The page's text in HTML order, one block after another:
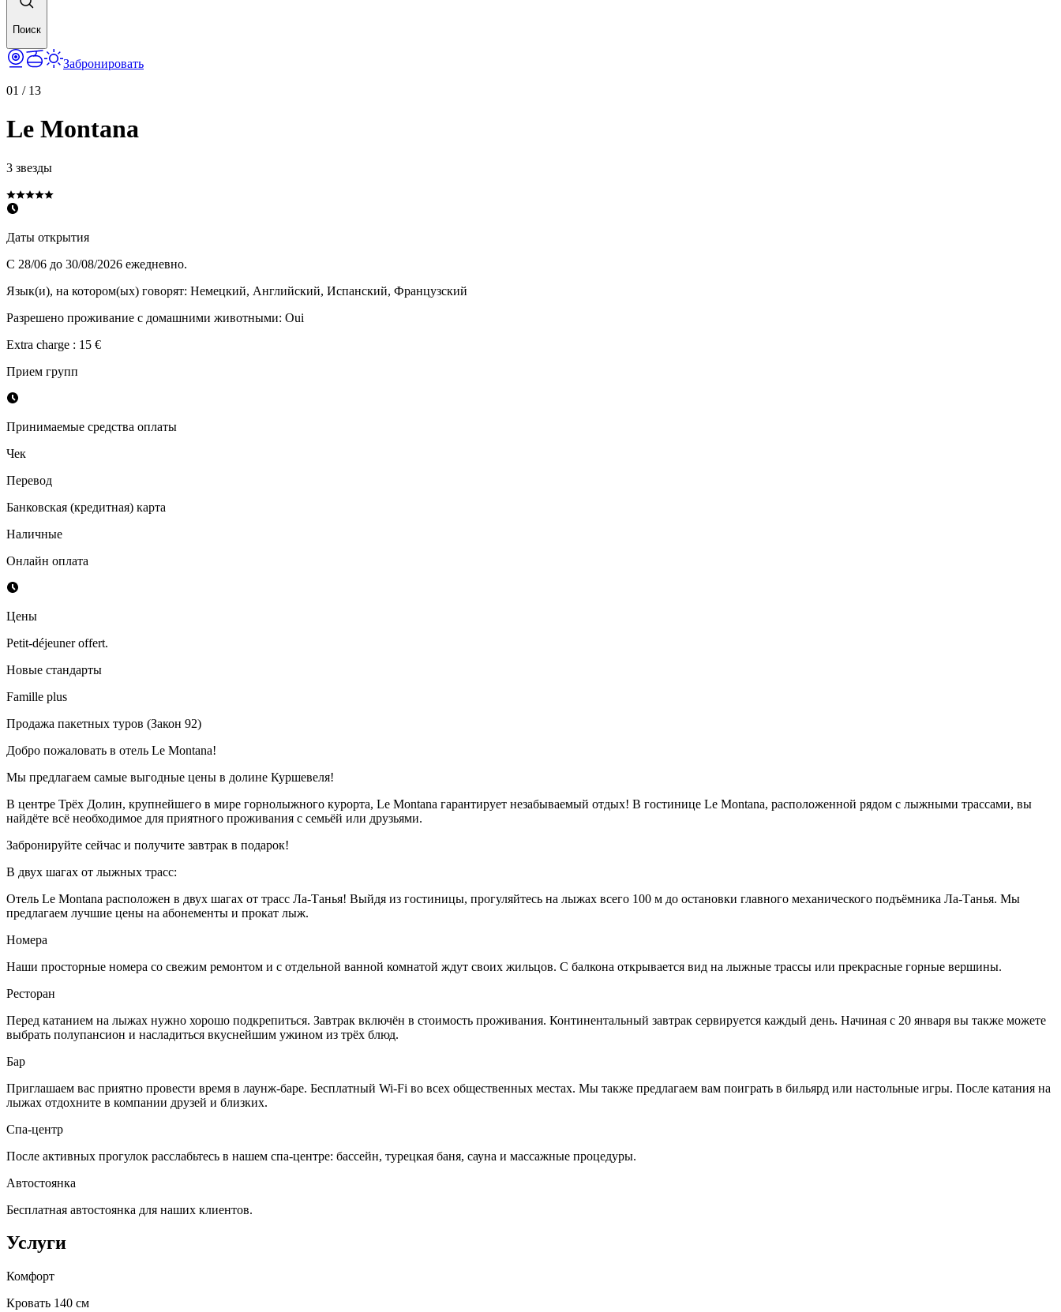
Поиск
Забронировать
01 / 13
Le Montana
3 звезды
Даты открытия
С 28/06 до 30/08/2026 ежедневно.
Язык(и), на котором(ых) говорят: Немецкий, Английский, Испанский, Французский
Разрешено проживание с домашними животными: Oui
Extra charge : 15 €
Прием групп
Принимаемые средства оплаты
Чек
Перевод
Банковская (кредитная) карта
Наличные
Онлайн оплата
Цены
Petit-déjeuner offert.
Новые стандарты
Famille plus
Продажа пакетных туров (Закон 92)
Добро пожаловать в отель Le Montana!
Мы предлагаем самые выгодные цены в долине Куршевеля!
В центре Трёх Долин, крупнейшего в мире горнолыжного курорта, Le Montana гарантирует незабываемый отдых! В гостинице Le Montana, расположенной рядом с лыжными трассами, вы
найдёте всё необходимое для приятного проживания с семьёй или друзьями.
Забронируйте сейчас и получите завтрак в подарок!
В двух шагах от лыжных трасс:
Отель Le Montana расположен в двух шагах от трасс Ла-Танья! Выйдя из гостиницы, прогуляйтесь на лыжах всего 100 м до остановки главного механического подъёмника Ла-Танья. Мы
предлагаем лучшие цены на абонементы и прокат лыж.
Номера
Наши просторные номера со свежим ремонтом и с отдельной ванной комнатой ждут своих жильцов. С балкона открывается вид на лыжные трассы или прекрасные горные вершины.
Ресторан
Перед катанием на лыжах нужно хорошо подкрепиться. Завтрак включён в стоимость проживания. Континентальный завтрак сервируется каждый день. Начиная с 20 января вы также можете
выбрать полупансион и насладиться вкуснейшим ужином из трёх блюд.
Бар
Приглашаем вас приятно провести время в лаунж-баре. Бесплатный Wi-Fi во всех общественных местах. Мы также предлагаем вам поиграть в бильярд или настольные игры. После катания на
лыжах отдохните в компании друзей и близких.
Спа-центр
После активных прогулок расслабьтесь в нашем спа-центре: бассейн, турецкая баня, сауна и массажные процедуры.
Автостоянка
Бесплатная автостоянка для наших клиентов.
Услуги
Комфорт
Кровать 140 см